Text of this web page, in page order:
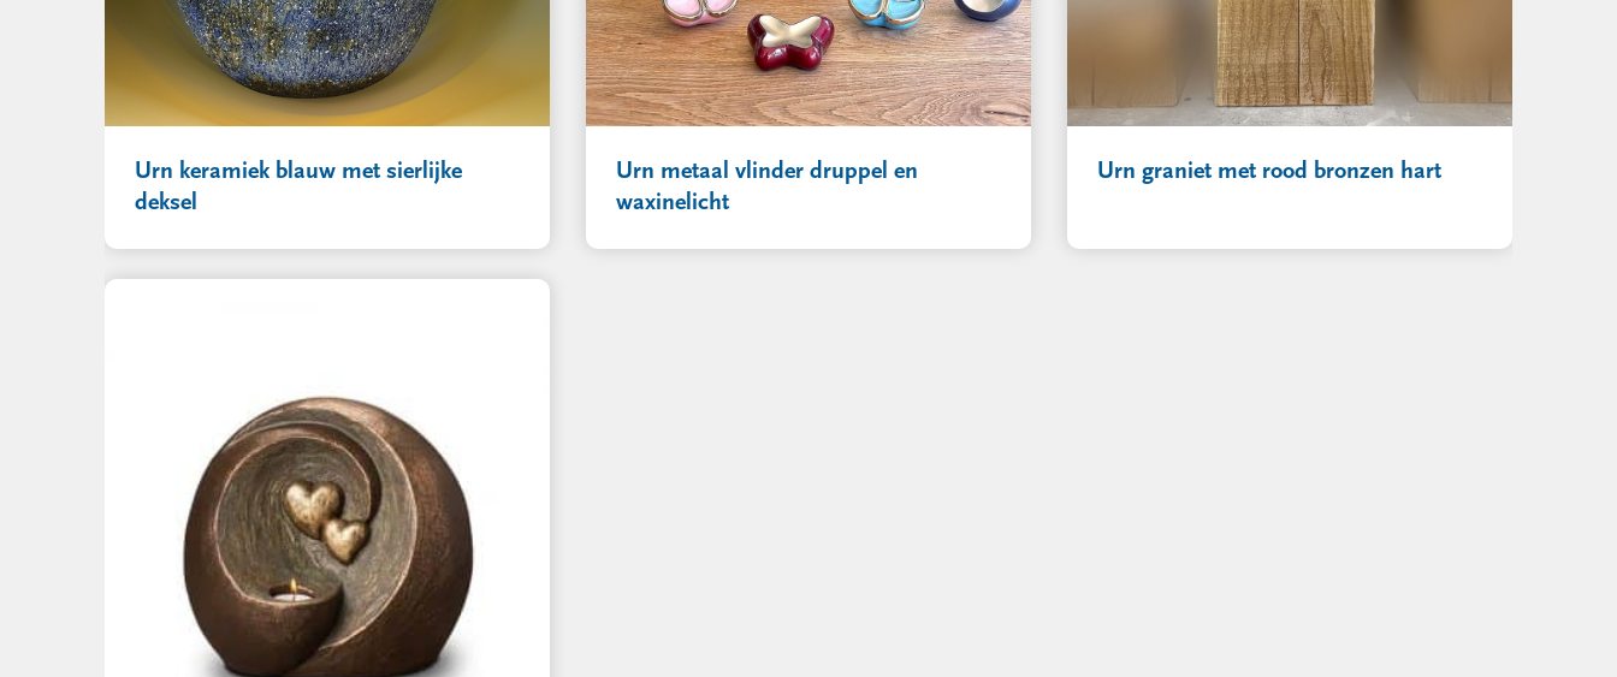
Urn keramiek blauw met sierlijke
deksel
Urn metaal vlinder druppel en
waxinelicht
Urn graniet met rood bronzen hart